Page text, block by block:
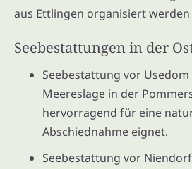
aus Ettlingen organisiert werden
Seebestattungen in der
Seebestattung vor Usedom
Meereslage in der
hervorragend für eine
Abschiednahme eignet.
Seebestattung vor Niendorf